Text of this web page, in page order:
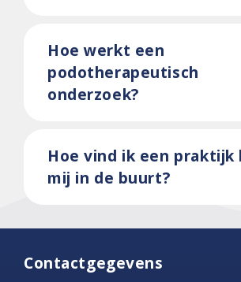
Hoe werkt een
podotherapeutisch
onderzoek?
Hoe vind ik een praktijk
mij in de buurt?
Contactgegevens